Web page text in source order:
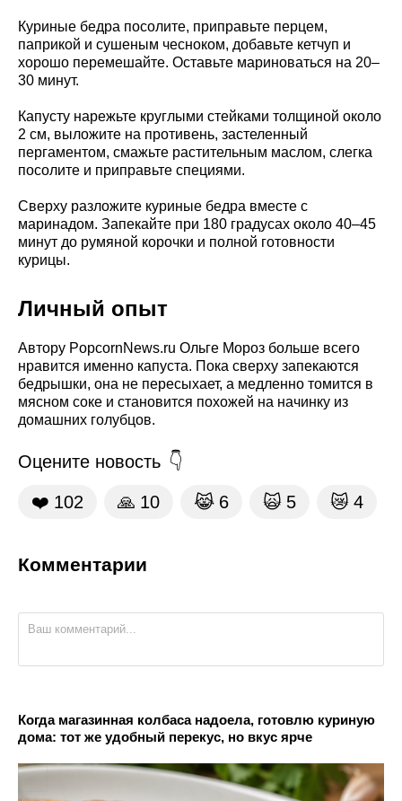
Куриные бедра посолите, приправьте перцем,
паприкой и сушеным чесноком, добавьте кетчуп и
хорошо перемешайте. Оставьте мариноваться на 20–
30 минут.
Капусту нарежьте круглыми стейками толщиной около
2 см, выложите на противень, застеленный
пергаментом, смажьте растительным маслом, слегка
посолите и приправьте специями.
Сверху разложите куриные бедра вместе с
маринадом. Запекайте при 180 градусах около 40–45
минут до румяной корочки и полной готовности
курицы.
Личный опыт
Автору PopcornNews.ru Ольге Мороз больше всего
нравится именно капуста. Пока сверху запекаются
бедрышки, она не пересыхает, а медленно томится в
мясном соке и становится похожей на начинку из
домашних голубцов.
Оцените новость
❤️ 102 🙏 10 😹 6 🙀 5 😿 4
Комментарии
Когда магазинная колбаса надоела, готовлю куриную
дома: тот же удобный перекус, но вкус ярче